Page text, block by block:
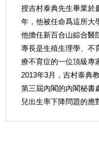
授吉村泰典先生畢業於
年，他被任命爲這所大
他擔任新百合山綜合醫
專長是生殖生理學、不
療不育症的一位頂級專
2013年3月，吉村泰典
第三屆內閣的內閣秘書
兒出生率下降問題的應